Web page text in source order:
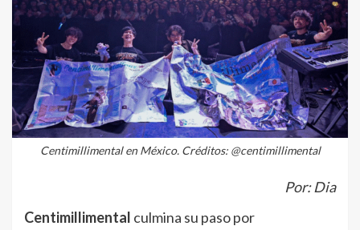
Centimillimental en México. Créditos: @centimillimental
Por: Dia
Centimillimental culmina su paso por